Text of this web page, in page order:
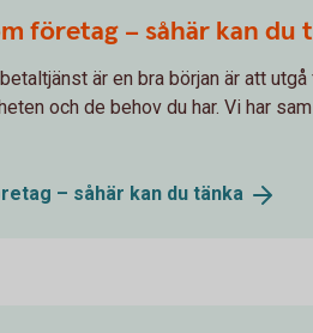
företag – såhär kan du
är en bra början är att utgå
och de behov du har. Vi har
– såhär kan du tänka